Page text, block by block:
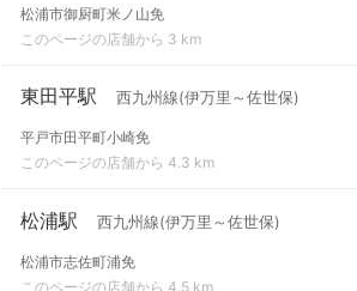
松浦市御厨町米ノ山免
このページの店舗から 3 km
東田平駅 西九州線(伊万里～佐世保)
平戸市田平町小崎免
このページの店舗から 4.3 km
松浦駅 西九州線(伊万里～佐世保)
松浦市志佐町浦免
このページの店舗から 4.5 km